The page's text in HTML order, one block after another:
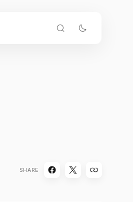
SHARE